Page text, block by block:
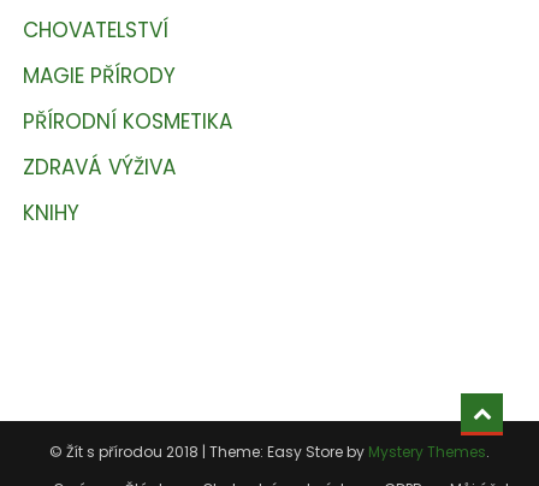
CHOVATELSTVÍ
MAGIE PŘÍRODY
PŘÍRODNÍ KOSMETIKA
ZDRAVÁ VÝŽIVA
KNIHY
© Žít s přírodou 2018 | Theme: Easy Store by Mystery Themes.